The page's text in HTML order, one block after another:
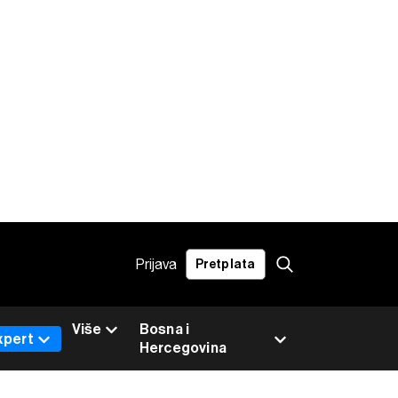
Prijava Pretplata
Bosna i
Hercegovina
Više